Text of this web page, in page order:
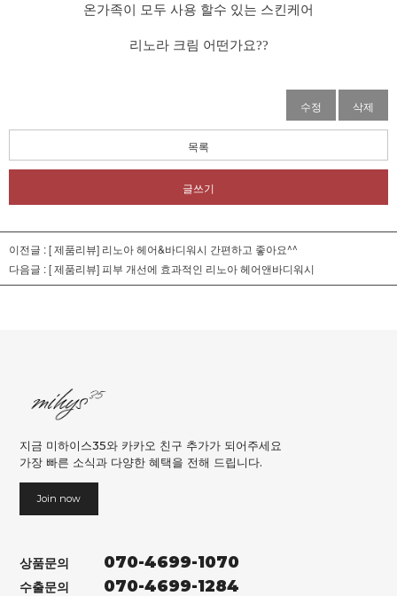
온가족이 모두 사용 할수 있는 스킨케어
리노라 크림 어떤가요??
수정 삭제
목록
글쓰기
이전글 :[ 제품리뷰] 리노아 헤어&바디워시 간편하고 좋아요^^
다음글 :[ 제품리뷰] 피부 개선에 효과적인 리노아 헤어앤바디워시
지금 미하이스35와 카카오 친구 추가가 되어주세요
가장 빠른 소식과 다양한 혜택을 전해 드립니다.
Join now
상품문의 070-4699-1070
수출문의 070-4699-1284